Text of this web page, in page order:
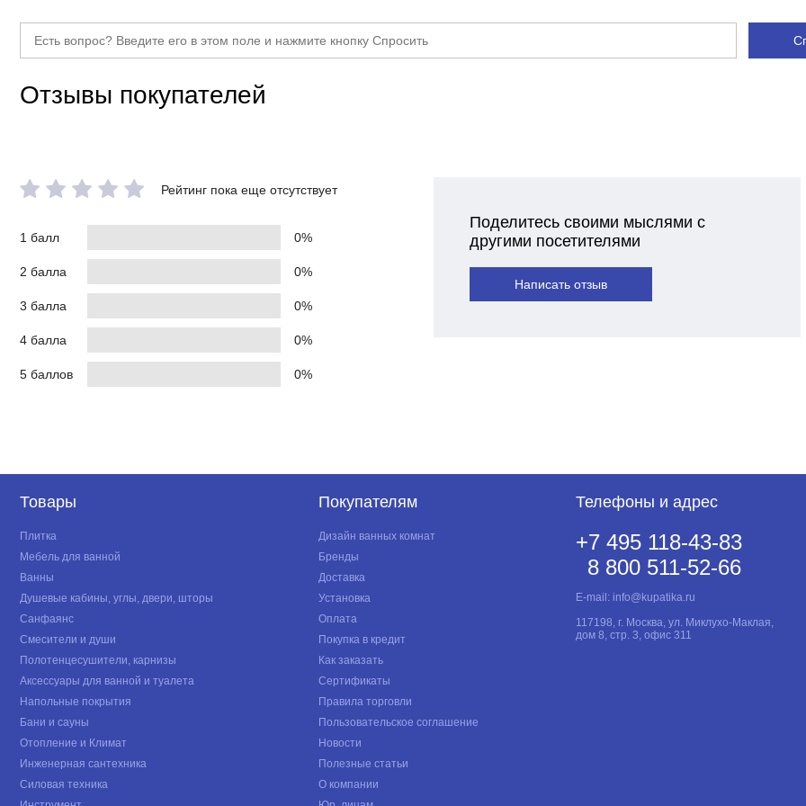
Отзывы покупателей
Рейтинг пока еще отсутствует
1 балл 0%
2 балла 0%
3 балла 0%
4 балла 0%
5 баллов 0%
Поделитесь своими мыслями с
другими посетителями
Написать отзыв
Товары
Плитка
Мебель для ванной
Ванны
Душевые кабины, углы, двери, шторы
Санфаянс
Смесители и души
Полотенцесушители, карнизы
Аксессуары для ванной и туалета
Напольные покрытия
Бани и сауны
Отопление и Климат
Инженерная сантехника
Силовая техника
Покупателям
Дизайн ванных комнат
Бренды
Доставка
Установка
Оплата
Покупка в кредит
Как заказать
Сертификаты
Правила торговли
Пользовательское соглашение
Новости
Полезные статьи
О компании
Телефоны и адрес
+7 495 118-43-83
8 800 511-52-66
E-mail: info@kupatika.ru
117198, г. Москва, ул. Миклухо-Маклая,
дом 8, стр. 3, офис 311